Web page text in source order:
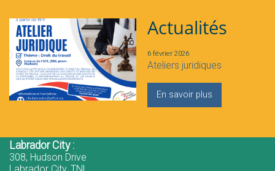
Actualités
6 février 2026
Ateliers juridiques
En savoir plus
Labrador City :
308, Hudson Drive